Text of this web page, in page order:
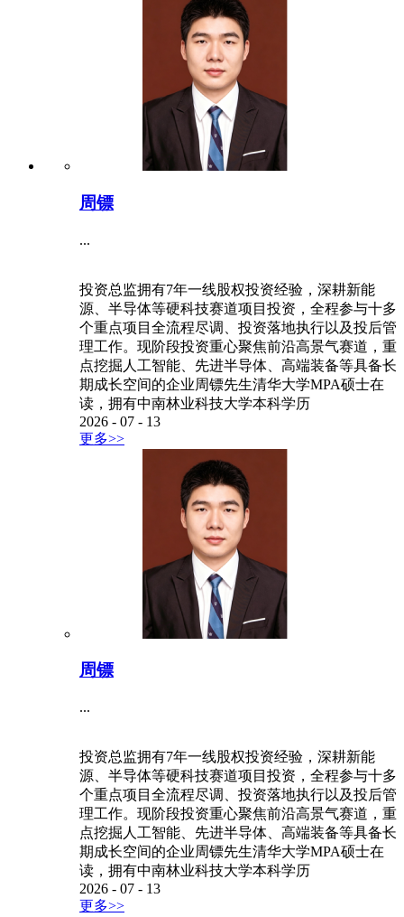
周镖
...
投资总监拥有7年一线股权投资经验，深耕新能
源、半导体等硬科技赛道项目投资，全程参与十多
个重点项目全流程尽调、投资落地执行以及投后管
理工作。现阶段投资重心聚焦前沿高景气赛道，重
点挖掘人工智能、先进半导体、高端装备等具备长
期成长空间的企业周镖先生清华大学MPA硕士在
读，拥有中南林业科技大学本科学历
2026 - 07 - 13
更多>>
周镖
...
投资总监拥有7年一线股权投资经验，深耕新能
源、半导体等硬科技赛道项目投资，全程参与十多
个重点项目全流程尽调、投资落地执行以及投后管
理工作。现阶段投资重心聚焦前沿高景气赛道，重
点挖掘人工智能、先进半导体、高端装备等具备长
期成长空间的企业周镖先生清华大学MPA硕士在
读，拥有中南林业科技大学本科学历
2026 - 07 - 13
更多>>